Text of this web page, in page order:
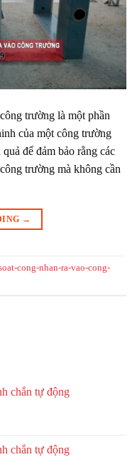
trường là một phần
của một công trường
để đảm bảo rằng các
trường mà không cần
→
cong-nhan-ra-vao-cong-
chắn tự động
chắn tự động